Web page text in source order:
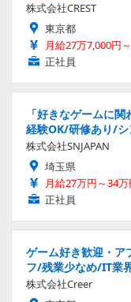
株式会社CREST
東京都
月給27万7,000円
正社員
「好きなゲームに
経験OK/研修あり/
株式会社SNJAPAN
埼玉県
月給27万円～34万
正社員
ゲーム好き歓迎・ア
フ/残業少なめ/IT業
株式会社Creer